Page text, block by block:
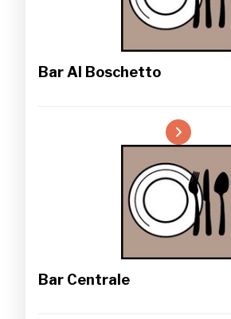
Bar Al Boschetto
Bar Centrale